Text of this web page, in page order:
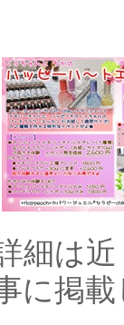
細は
に掲